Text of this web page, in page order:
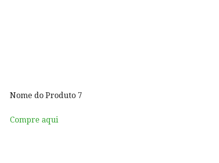
Nome do Produto 7
Compre aqui